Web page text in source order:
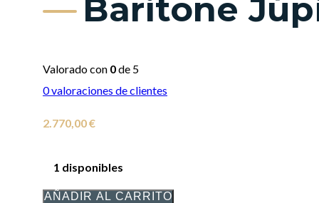
Baritone
Valorado con 0de 5
0valoraciones de clientes
2.770,00€
1 disponibles
AÑADIR AL CARRITO